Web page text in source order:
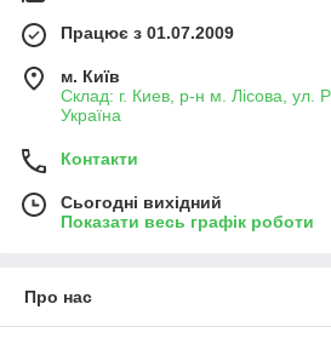
Працює з 01.07.2009
м. Київ
Склад: г. Киев, р-н м. Лісова, ул.
Україна
Контакти
Сьогодні вихідний
Показати весь графік роботи
Про нас